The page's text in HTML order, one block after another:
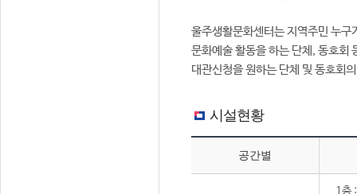
울주생활문화센터는 지역주민 누구
문화예술 활동을 하는 단체, 동호회
대관신청을 원하는 단체 및 동호회
시설현황
공간별
1층